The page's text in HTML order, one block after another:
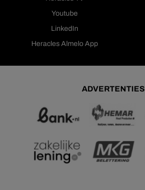
Youtube
LinkedIn
Heracles Almelo App
ADVERTENTIES